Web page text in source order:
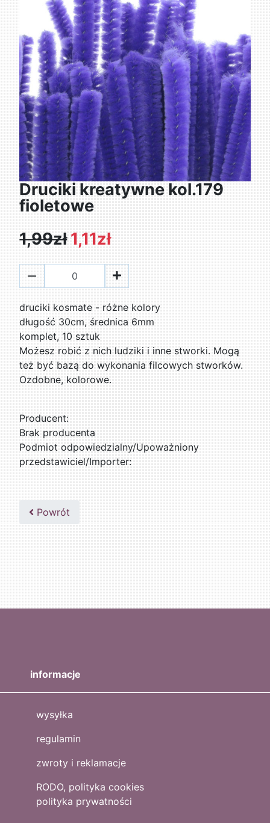
Druciki kreatywne kol.179
fioletowe
1,99zł 1,11zł
druciki kosmate - różne kolory
długość 30cm, średnica 6mm
komplet, 10 sztuk
Możesz robić z nich ludziki i inne stworki. Mogą
też być bazą do wykonania filcowych stworków.
Ozdobne, kolorowe.
Producent:
Brak producenta
Podmiot odpowiedzialny/Upoważniony
przedstawiciel/Importer:
Powrót
informacje
wysyłka
regulamin
zwroty i reklamacje
RODO, polityka cookies
polityka prywatności